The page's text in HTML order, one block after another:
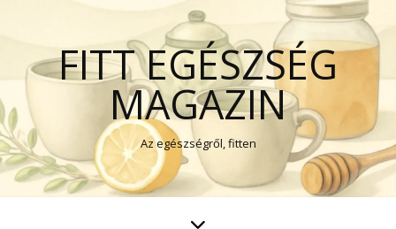
FITT EGÉSZSÉG
MAGAZIN
Az egészségről, fitten